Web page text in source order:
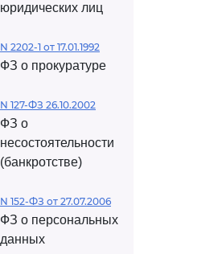
юридических лиц
N 2202-1 от 17.01.1992
ФЗ о прокуратуре
N 127-ФЗ 26.10.2002
ФЗ о
несостоятельности
(банкротстве)
N 152-ФЗ от 27.07.2006
ФЗ о персональных
данных